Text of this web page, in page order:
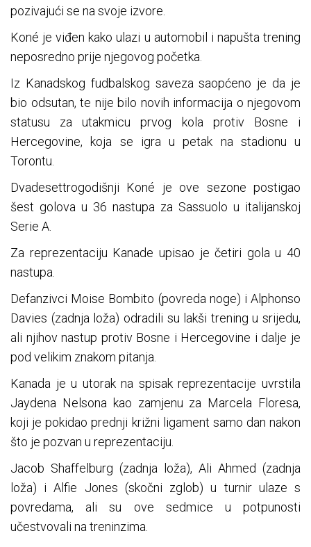
pozivajući se na svoje izvore.
Koné je viđen kako ulazi u automobil i napušta trening
neposredno prije njegovog početka.
Iz Kanadskog fudbalskog saveza saopćeno je da je
bio odsutan, te nije bilo novih informacija o njegovom
statusu za utakmicu prvog kola protiv Bosne i
Hercegovine, koja se igra u petak na stadionu u
Torontu.
Dvadesettrogodišnji Koné je ove sezone postigao
šest golova u 36 nastupa za Sassuolo u italijanskoj
Serie A.
Za reprezentaciju Kanade upisao je četiri gola u 40
nastupa.
Defanzivci Moise Bombito (povreda noge) i Alphonso
Davies (zadnja loža) odradili su lakši trening u srijedu,
ali njihov nastup protiv Bosne i Hercegovine i dalje je
pod velikim znakom pitanja.
Kanada je u utorak na spisak reprezentacije uvrstila
Jaydena Nelsona kao zamjenu za Marcela Floresa,
koji je pokidao prednji križni ligament samo dan nakon
što je pozvan u reprezentaciju.
Jacob Shaffelburg (zadnja loža), Ali Ahmed (zadnja
loža) i Alfie Jones (skočni zglob) u turnir ulaze s
povredama, ali su ove sedmice u potpunosti
učestvovali na treninzima.